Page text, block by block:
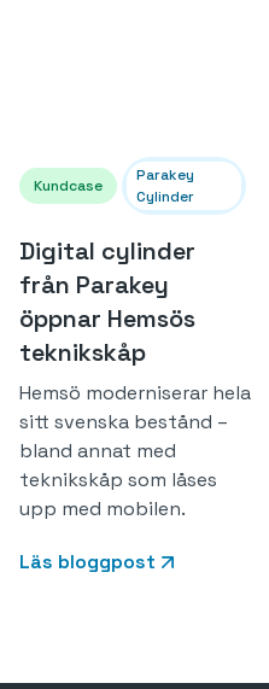
Kundcase
Parakey
Cylinder
Digital cylinder
från Parakey
öppnar Hemsös
teknikskåp
Hemsö moderniserar hela
sitt svenska bestånd –
bland annat med
teknikskåp som låses
upp med mobilen.
Läs bloggpost